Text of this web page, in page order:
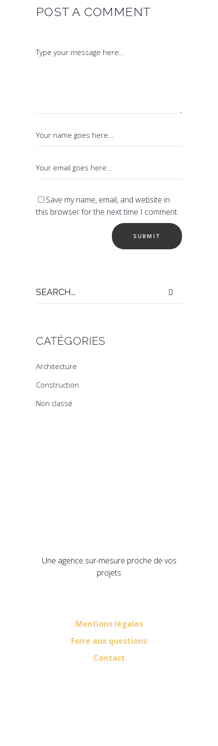
POST A COMMENT
Save my name, email, and website in
this browser for the next time I comment.
for:
CATÉGORIES
Architecture
Construction
Non classé
Une agence sur-mesure proche de vos
projets
Mentions légales
Foire aux questions
Contact